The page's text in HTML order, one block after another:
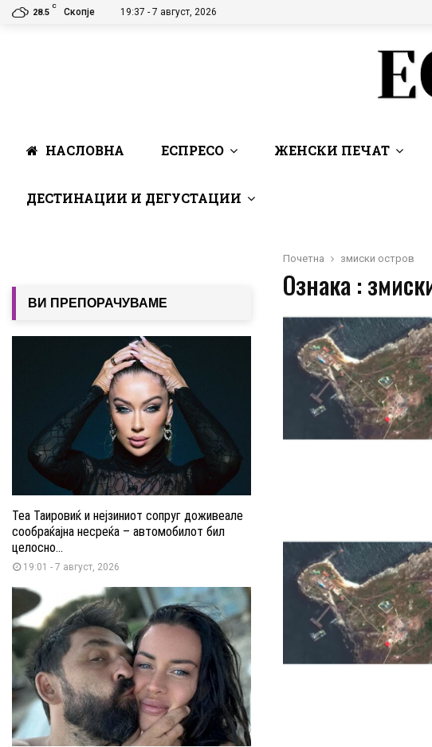
28.5
C
Скопје 19:37 - 7 август, 2026
НАСЛОВНА ЕСПРЕСО ЖЕНСКИ ПЕЧАТ
ДЕСТИНАЦИИ И ДЕГУСТАЦИИ
Почетна змиски остров
Ознака :
ВИ ПРЕПОРАЧУВАМЕ
Теа Таировиќ и нејзиниот сопруг доживеале
сообраќајна несреќа – автомобилот бил
целосно...
19:01 - 7 август, 2026